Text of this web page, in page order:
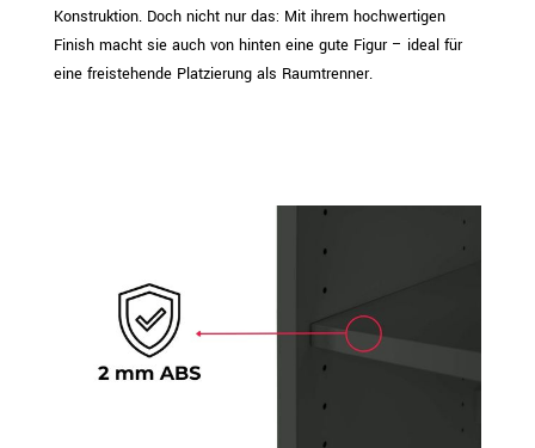
Konstruktion. Doch nicht nur das: Mit ihrem hochwertigen
Finish macht sie auch von hinten eine gute Figur – ideal für
eine freistehende Platzierung als Raumtrenner.